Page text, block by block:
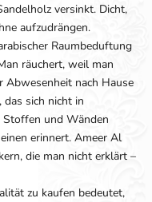
versinkt. Dicht,
aufzudrängen.
Raumbeduftung
räuchert, weil man
Abwesenheit nach Hause
sich nicht in
und Wänden
erinnert. Ameer Al
die man nicht erklärt –
zu kaufen bedeutet,